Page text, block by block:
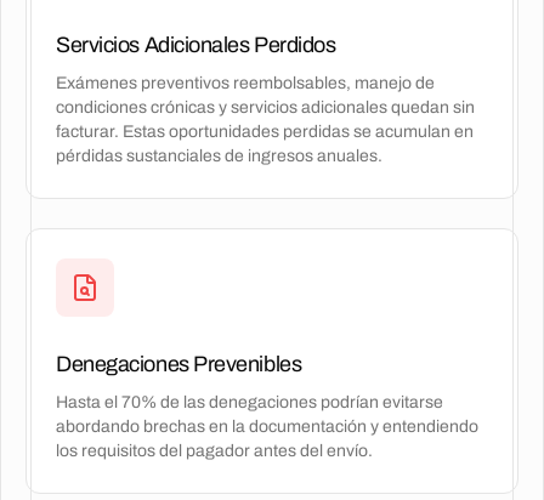
Servicios Adicionales Perdidos
Exámenes preventivos reembolsables, manejo de
condiciones crónicas y servicios adicionales quedan sin
facturar. Estas oportunidades perdidas se acumulan en
pérdidas sustanciales de ingresos anuales.
Denegaciones Prevenibles
Hasta el 70% de las denegaciones podrían evitarse
abordando brechas en la documentación y entendiendo
los requisitos del pagador antes del envío.